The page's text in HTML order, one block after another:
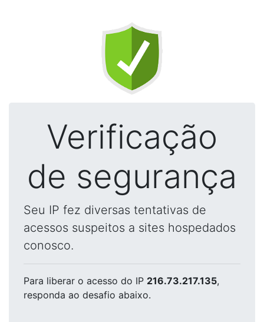
Verificação
de segurança
Seu IP fez diversas tentativas de
acessos suspeitos a sites hospedados
conosco.
Para liberar o acesso do IP 216.73.217.135,
responda ao desafio abaixo.